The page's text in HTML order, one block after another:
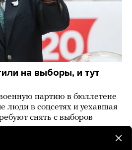
на выборы, и тут
партию в бюллетене
люди в соцсетях и уехавшая
снять с выборов